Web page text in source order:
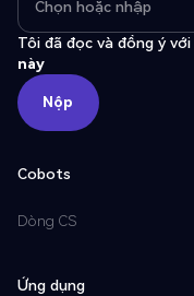
Tôi đã đọc và đồng ý với
này
Nộp
Nộp
Cobots
Dòng CS
Ứng dụng